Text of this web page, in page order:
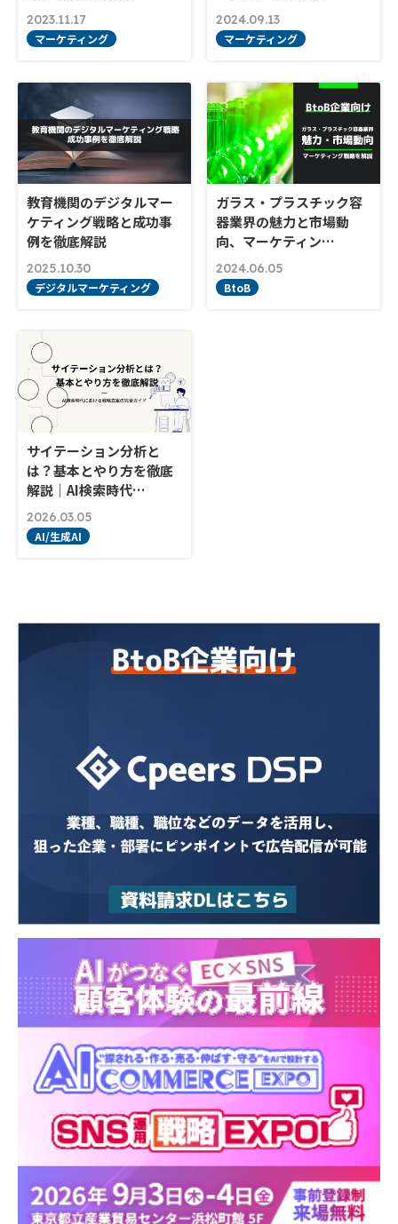
2023.11.17
マーケティング
2024.09.13
マーケティング
教育機関のデジタルマー
ケティング戦略と成功事
例を徹底解説
2025.10.30
デジタルマーケティング
ガラス・プラスチック容
器業界の魅力と市場動
向、マーケティン…
2024.06.05
BtoB
サイテーション分析と
は？基本とやり方を徹底
解説｜AI検索時代…
2026.03.05
AI/生成AI